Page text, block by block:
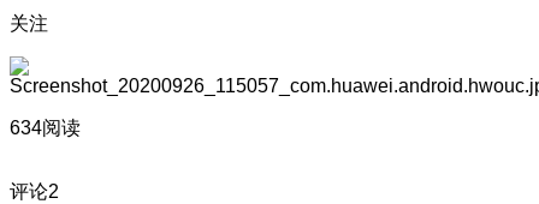
关注
634阅读
评论2